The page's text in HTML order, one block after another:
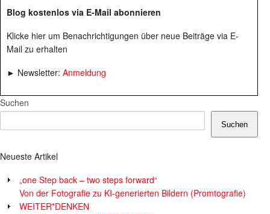
Blog kostenlos via E-Mail abonnieren
Klicke hier um Benachrichtigungen über neue Beiträge via E-
Mail zu erhalten
► Newsletter: Anmeldung
Suchen
Suchen
Neueste Artikel
„one Step back – two steps forward“
Von der Fotografie zu KI-generierten Bildern (Promtografie)
WEITER*DENKEN